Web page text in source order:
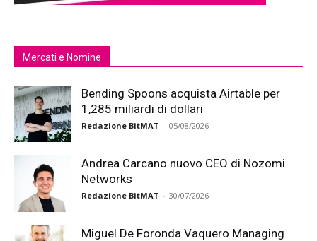
Mercati e Nomine
Bending Spoons acquista Airtable per
1,285 miliardi di dollari
Redazione BitMAT - 05/08/2026
Andrea Carcano nuovo CEO di Nozomi
Networks
Redazione BitMAT - 30/07/2026
Miguel De Foronda Vaquero Managing